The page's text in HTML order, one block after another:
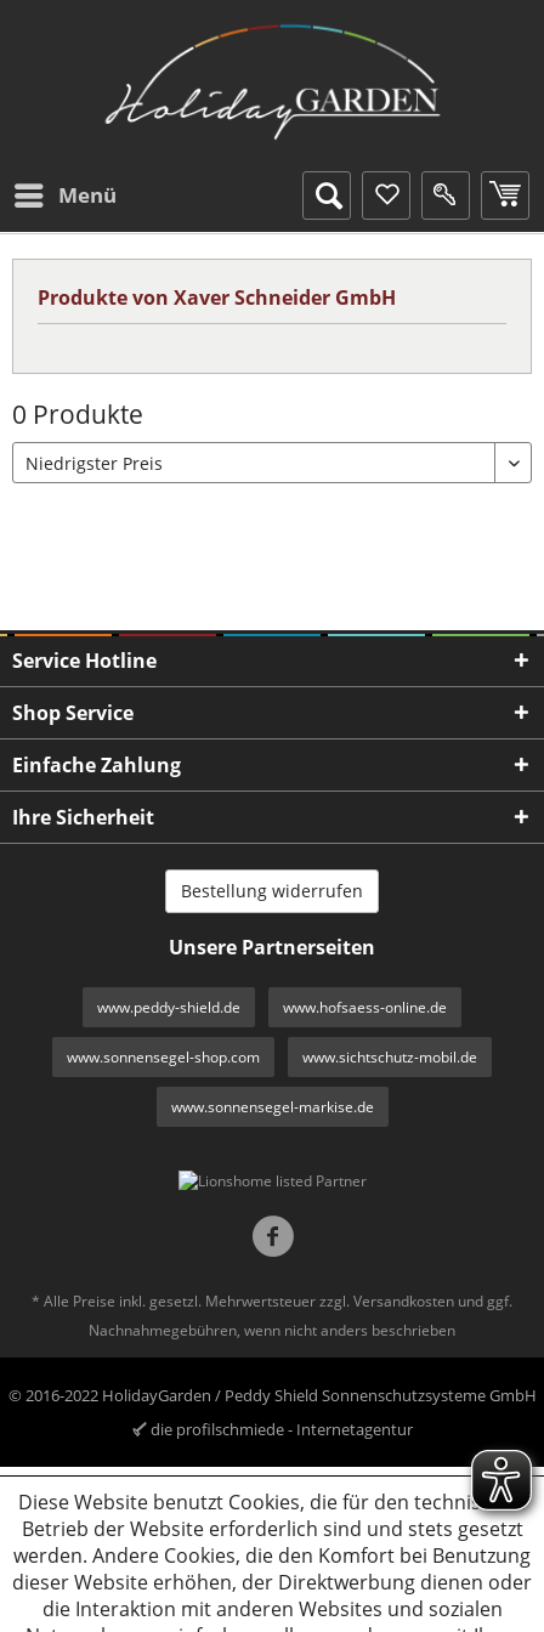
Menü
Produkte von Xaver Schneider GmbH
0 Produkte
Service Hotline
Shop Service
Einfache Zahlung
Ihre Sicherheit
Bestellung widerrufen
Unsere Partnerseiten
www.peddy-shield.de www.hofsaess-online.de
www.sonnensegel-shop.com www.sichtschutz-mobil.de
www.sonnensegel-markise.de
* Alle Preise inkl. gesetzl. Mehrwertsteuer zzgl. Versandkosten und ggf.
Nachnahmegebühren, wenn nicht anders beschrieben
© 2016-2022 HolidayGarden / Peddy Shield Sonnenschutzsysteme GmbH
die profilschmiede - Internetagentur
Diese Website benutzt Cookies, die für den technischen
Betrieb der Website erforderlich sind und stets gesetzt
werden. Andere Cookies, die den Komfort bei Benutzung
dieser Website erhöhen, der Direktwerbung dienen oder
die Interaktion mit anderen Websites und sozialen